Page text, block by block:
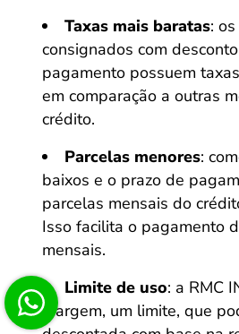
Taxas mais baratas:
consignados com
pagamento possuem
em comparação a outras
crédito.
Parcelas menores:
baixos e o prazo de
parcelas mensais do
Isso facilita o pagamento
mensais.
Limite de uso: a RMC
margem, um limite, que